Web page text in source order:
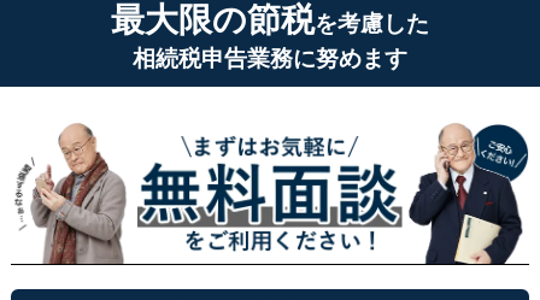
最大限の節税を考慮した
相続税申告業務に努めます